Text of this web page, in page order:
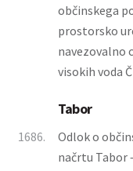
občinskega
prostorsko
navezovalno
visokih voda
Tabor
1686.
Odlok o
načrtu Tabor